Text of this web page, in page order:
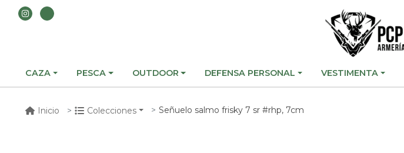
CAZA PESCA OUTDOOR DEFENSA PERSONAL VESTIMENTA
Inicio Colecciones Señuelo salmo frisky 7 sr #rhp, 7cm